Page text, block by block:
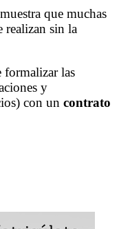
que muchas
realizan sin la
formalizar las
y
con un contrato
el comercio
exterior